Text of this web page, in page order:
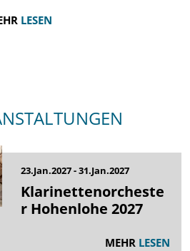
LESEN
23.Jan.2027 - 31.Jan.2027
Klarinettenorcheste
r Hohenlohe 2027
MEHR LESEN